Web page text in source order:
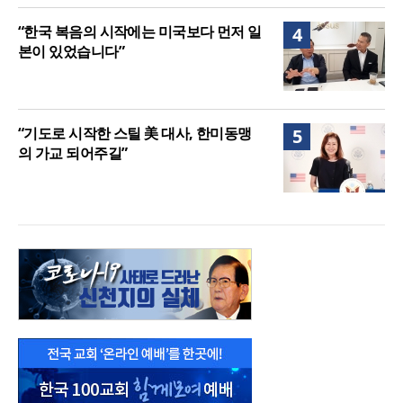
4
“한국 복음의 시작에는 미국보다 먼저 일
본이 있었습니다”
5
“기도로 시작한 스틸 美 대사, 한미동맹
의 가교 되어주길”